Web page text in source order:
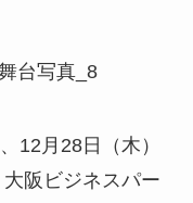
12月28日（木）
阪ビジネスパー